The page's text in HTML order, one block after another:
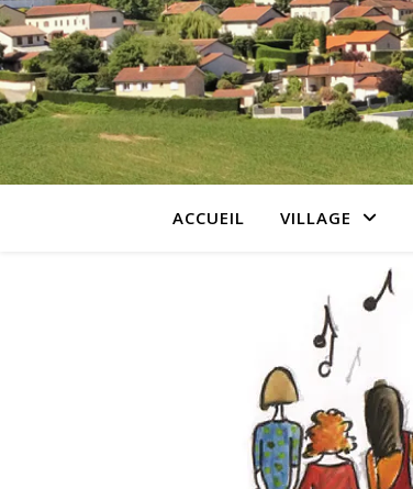
ACCUEIL VILLAGE